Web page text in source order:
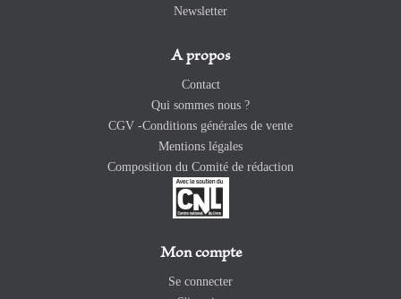
Newsletter
A propos
Contact
Qui sommes nous ?
CGV -Conditions générales de vente
Mentions légales
Composition du Comité de rédaction
Mon compte
Se connecter